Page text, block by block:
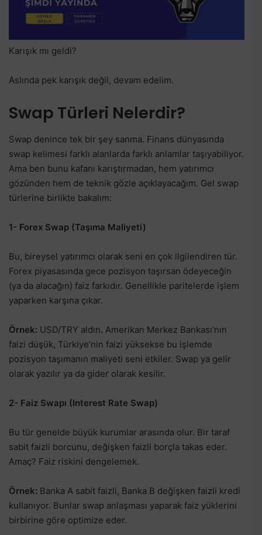
Karışık mı geldi?
Aslında pek karışık değil, devam edelim.
Swap Türleri Nelerdir?
Swap denince tek bir şey sanma. Finans dünyasında
swap kelimesi farklı alanlarda farklı anlamlar taşıyabiliyor.
Ama ben bunu kafanı karıştırmadan, hem yatırımcı
gözünden hem de teknik gözle açıklayacağım. Gel swap
türlerine birlikte bakalım:
1- Forex Swap (Taşıma Maliyeti)
Bu, bireysel yatırımcı olarak seni en çok ilgilendiren tür.
Forex piyasasında gece pozisyon taşırsan ödeyeceğin
(ya da alacağın) faiz farkıdır. Genellikle paritelerde işlem
yaparken karşına çıkar.
Örnek: USD/TRY aldın. Amerikan Merkez Bankası’nın
faizi düşük, Türkiye’nin faizi yüksekse bu işlemde
pozisyon taşımanın maliyeti seni etkiler. Swap ya gelir
olarak yazılır ya da gider olarak kesilir.
2- Faiz Swapı (Interest Rate Swap)
Bu tür genelde büyük kurumlar arasında olur. Bir taraf
sabit faizli borcunu, değişken faizli borçla takas eder.
Amaç? Faiz riskini dengelemek.
Örnek: Banka A sabit faizli, Banka B değişken faizli kredi
kullanıyor. Bunlar swap anlaşması yaparak faiz yüklerini
birbirine göre optimize eder.